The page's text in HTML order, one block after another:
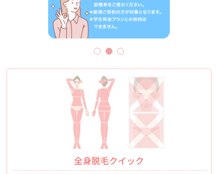
全身脱毛クイック